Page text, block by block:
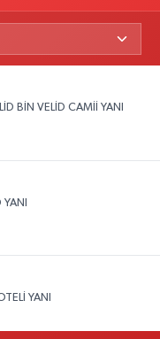
BİN VELİD CAMİİ YANI
YANI